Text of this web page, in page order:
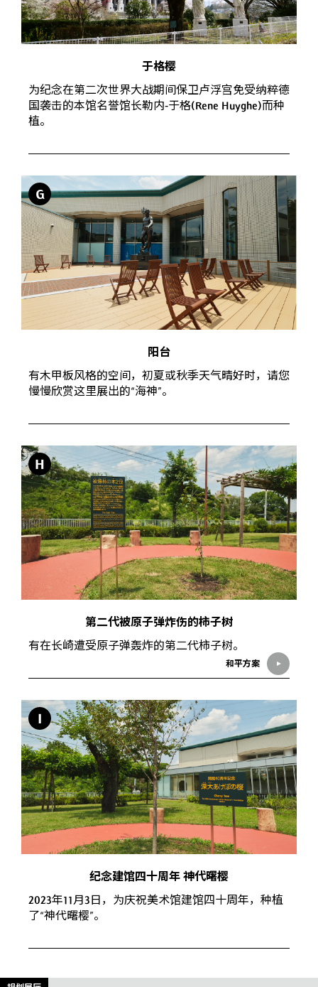
于格樱
为纪念在第二次世界大战期间保卫卢浮宫免受纳粹德
国袭击的本馆名誉馆长勒内-于格(Rene Huyghe)而种
植。
G
阳台
有木甲板风格的空间，初夏或秋季天气晴好时，请您
慢慢欣赏这里展出的“海神”。
H
第二代被原子弹炸伤的柿子树
有在长崎遭受原子弹轰炸的第二代柿子树。
和平方案
I
纪念建馆四十周年 神代曙樱
2023年11月3日，为庆祝美术馆建馆四十周年，种植
了“神代曙樱”。